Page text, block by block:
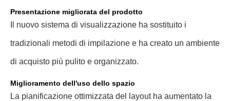
Presentazione migliorata del prodotto
Il nuovo sistema di visualizzazione ha sostituito i
tradizionali metodi di impilazione e ha creato un ambiente
di acquisto più pulito e organizzato.
Miglioramento dell'uso dello spazio
La pianificazione ottimizzata del layout ha aumentato la